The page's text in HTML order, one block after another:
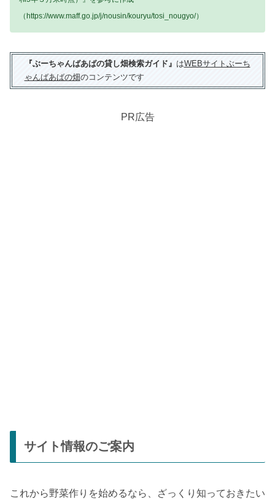
（https://www.maff.go.jp/j/nousin/kouryu/tosi_nougyo/）
『ぶーちゃんばあばの貸し畑検索ガイド』 はWEBサイトぶーち
ゃんばあばの畑のコンテンツです
PR広告
サイト情報のご案内
これから野菜作りを始めるなら、ざっくり知っておきたい